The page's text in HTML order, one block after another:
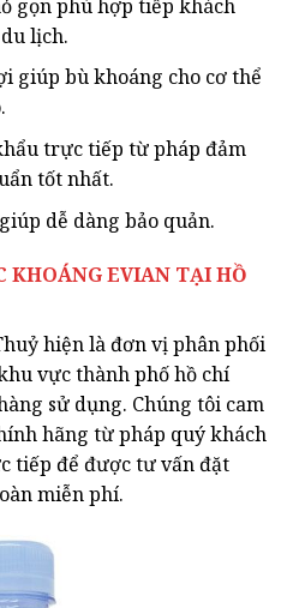
gọn phù hợp tiếp khách
lịch.
giúp bù khoáng cho cơ thể
trực tiếp từ pháp đảm
tốt nhất.
dễ dàng bảo quản.
KHOÁNG EVIAN TẠI HỒ
hiện là đơn vị phân phối
vực thành phố hồ chí
sử dụng. Chúng tôi cam
hãng từ pháp quý khách
tiếp để được tư vấn đặt
miễn phí.